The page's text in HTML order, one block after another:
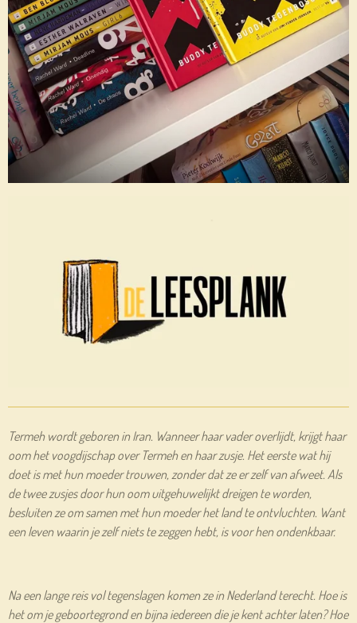
Termeh wordt geboren in Iran. Wanneer haar vader overlijdt, krijgt haar
oom het voogdijschap over Termeh en haar zusje. Het eerste wat hij
doet is met hun moeder trouwen, zonder dat ze er zelf van afweet. Als
de twee zusjes door hun oom uitgehuwelijkt dreigen te worden,
besluiten ze om samen met hun moeder het land te ontvluchten. Want
een leven waarin je zelf niets te zeggen hebt, is voor hen ondenkbaar.
Na een lange reis vol tegenslagen komen ze in Nederland terecht. Hoe is
het om je geboortegrond en bijna iedereen die je kent achter laten? Hoe